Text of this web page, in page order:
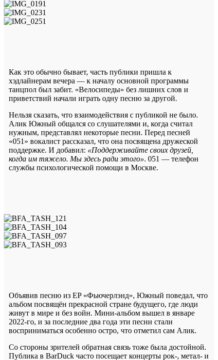
Как это обычно бывает, часть публики пришла к
хэдлайнерам вечера — к началу основной программы
танцпол был забит. «Велосипеды» без лишних слов и
приветствий начали играть одну песню за другой.
Нельзя сказать, что взаимодействия с публикой не было.
Алик Южный общался со слушателями и, когда считал
нужным, представлял некоторые песни. Перед песней
«051» вокалист рассказал, что она посвящена дружеской
поддержке. И добавил: «Поддерживайте своих друзей,
когда им тяжело. Мы здесь ради этого». 051 — телефон
службы психологической помощи в Москве.
Объявив песню из EP «Фьючерлэнд», Южный поведал, что
альбом посвящён прекрасной стране будущего, где люди
живут в мире и без войн. Мини-альбом вышел в январе
2022-го, и за последние два года эти песни стали
восприниматься особенно остро, что отметил сам Алик.
Со стороны зрителей обратная связь тоже была достойной.
Публика в BarDuck часто посещает концерты рок-, метал- и